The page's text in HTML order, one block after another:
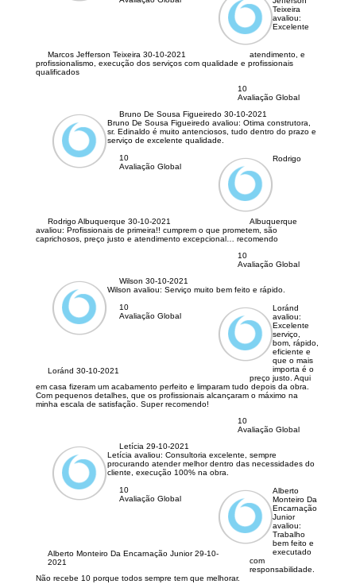
Marcos Jefferson Teixeira 30-10-2021
Teixeira
avaliou:
Excelente
atendimento, e
profissionalismo, execução dos serviços com qualidade e profissionais
qualificados
10
Avaliação Global
Bruno De Sousa Figueiredo 30-10-2021
Bruno De Sousa Figueiredo avaliou: Otima construtora,
sr. Edinaldo é muito antenciosos, tudo dentro do prazo e
serviço de excelente qualidade.
10
Avaliação Global
Rodrigo Albuquerque 30-10-2021
Rodrigo
Albuquerque
avaliou: Profissionais de primeira!! cumprem o que prometem, são
caprichosos, preço justo e atendimento excepcional… recomendo
10
Avaliação Global
Wilson 30-10-2021
Wilson avaliou: Serviço muito bem feito e rápido.
10
Avaliação Global
Loránd 30-10-2021
Loránd
avaliou:
Excelente
serviço,
bom, rápido,
eficiente e
que o mais
importa é o
preço justo. Aqui
em casa fizeram um acabamento perfeito e limparam tudo depois da obra.
Com pequenos detalhes, que os profissionais alcançaram o máximo na
minha escala de satisfação. Super recomendo!
10
Avaliação Global
Letícia 29-10-2021
Letícia avaliou: Consultoria excelente, sempre
procurando atender melhor dentro das necessidades do
cliente, execução 100% na obra.
10
Avaliação Global
Alberto Monteiro Da Encarnação Junior29-10-
2021
Alberto
Monteiro Da
Encarnação
Junior
avaliou:
Trabalho
bem feito e
executado
com
responsabilidade.
Não recebe 10 porque todos sempre tem que melhorar.